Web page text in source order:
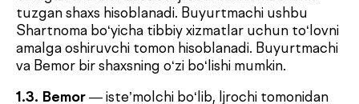
1.6. Pullik tibbiy xizmatlar narxlar ro‘yxati (prays-
list)— xizmat ko‘rsatilayotgan paytda amal
qiladigan tibbiy xizmatlar ro‘yxati va ularning
narxlari bo‘lib, Ustav asosida faoliyat yurituvchi
«DEFACTUM LABORATORIES» MChJ direktori
Klinikanning rasmiy veb-sayti https://defactum.uz/